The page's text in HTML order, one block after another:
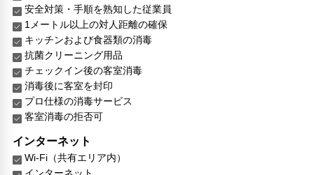
安全対策・手順を熟知した従業員
1メートル以上の対人距離の確保
キッチンおよび食器類の消毒
抗菌クリーニング用品
チェックイン後の客室消毒
消毒後に客室を封印
プロ仕様の消毒サービス
客室消毒の拒否可
インターネット
Wi-Fi（共有エリア内）